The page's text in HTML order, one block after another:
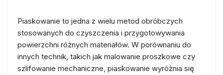
Piaskowanie to jedna z wielu metod obróbczych
stosowanych do czyszczenia i przygotowywania
powierzchni różnych materiałów. W porównaniu do
innych technik, takich jak malowanie proszkowe czy
szlifowanie mechaniczne, piaskowanie wyróżnia się